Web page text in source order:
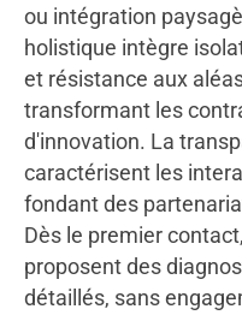
ou intégration
holistique intègre
et résistance aux
transformant les
d'innovation. La
caractérisent les
fondant des
Dès le premier
proposent des
détaillés, sans